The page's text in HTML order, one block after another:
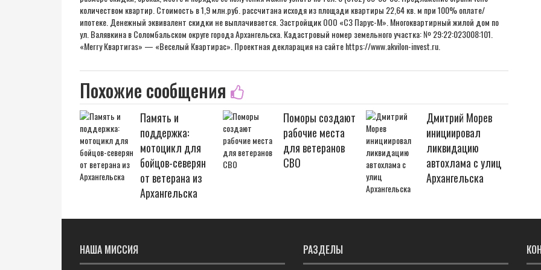
количеством квартир. Стоимость в 1,9 млн.руб. рассчитана исходя из площади квартиры 22,64 кв. м при 100% оплате/
ипотеке. Денежный эквивалент скидки не выплачивается. Застройщик ООО «СЗ Парус-М». Многоквартирный жилой дом по
ул. Валявкина в Соломбальском округе города Архангельска. Кадастровый номер земельного участка: № 29:22:023008:101.
«Merry Квартиras» — «Веселый Квартирас». Проектная декларация на сайте https://www.akvilon-invest.ru.
Похожие сообщения
Память и
поддержка:
мотоцикл для
бойцов-северян
от ветерана из
Архангельска
Поморы создают
рабочие места
для ветеранов
СВО
Дмитрий Морев
инициировал
ликвидацию
автохлама с улиц
Архангельска
НАША МИССИЯ РАЗДЕЛЫ